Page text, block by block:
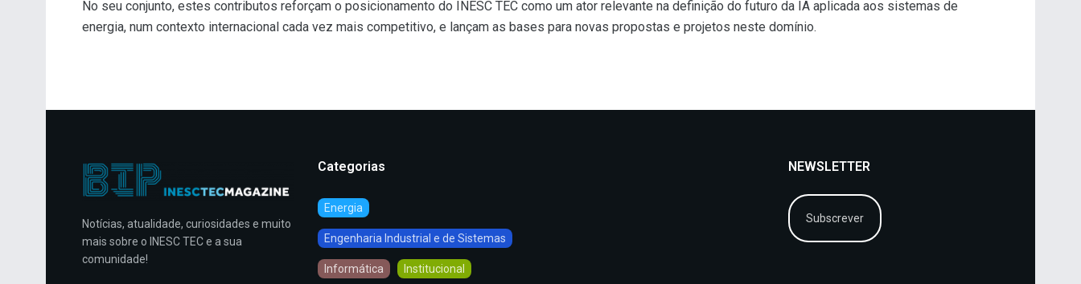
No seu conjunto, estes contributos reforçam o posicionamento do INESC TEC como um ator relevante na definição do futuro da IA aplicada aos sistemas de
energia, num contexto internacional cada vez mais competitivo, e lançam as bases para novas propostas e projetos neste domínio.
Notícias, atualidade, curiosidades e muito
mais sobre o INESC TEC e a sua
comunidade!
Categorias
Energia
Engenharia Industrial e de Sistemas
Informática Institucional
NEWSLETTER
Subscrever